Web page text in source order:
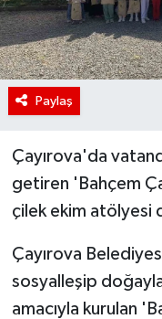
Paylaş
Çayırova'da
getiren 'Bahçem
çilek ekim atölyesi
Çayırova
sosyalleşip
amacıyla kurulan